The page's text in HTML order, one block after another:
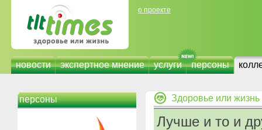
о проекте
новости экспертное мнение услуги персоны
персоны Здоровье или жизнь
Лучше и то и